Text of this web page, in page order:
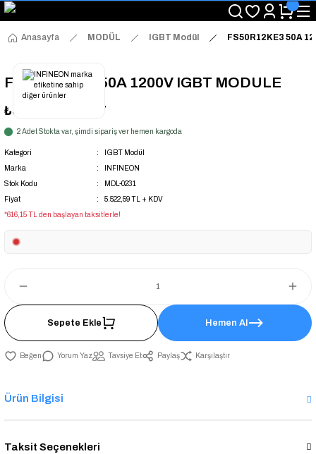
"Saat 14:00'a Kadar Verilen Siparişlerde Aynı Gün Kargo Avantajı!
"Binlerce Ürün Çeşitliliği ile Stoktan Hemen Teslim."
"Toptan Fiyatına Perakende Satış Avantajını Kaçırmayın!"
Anasayfa MODÜL IGBT Modül FS50R12KE3 50A
FS50R12KE3 50A 1200V IGBT MODULE
₺5.522,59 + KDV
2 Adet Stokta var, şimdi sipariş ver hemen kargoda
Kategori
IGBT Modül
Marka
INFINEON
Stok Kodu
MDL-0231
Fiyat
5.522,59 TL + KDV
*616,15 TL den başlayan taksitlerle!
Sepete Ekle Hemen Al
Yorum Yaz Tavsiye Et Paylaş Karşılaştır
Ürün Bilgisi
Taksit Seçenekleri